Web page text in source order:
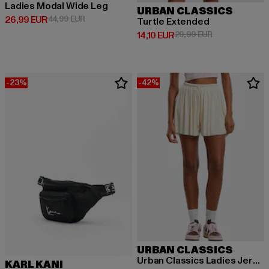
Ladies Modal Wide Leg
26,99 EUR
Derzeitiger Preis: 26,99 EUR
44,99 EURAktionspreis: 44,99 EUR
URBAN CLASSICS
Turtle Extended
14,10 EUR
Derzeitiger Preis: 14,10 EUR
29,99 EURAktionspreis:
-23%
KARL KANI
-42%
URBAN CLASSICS
Urban Classics Ladies Jersey Skort